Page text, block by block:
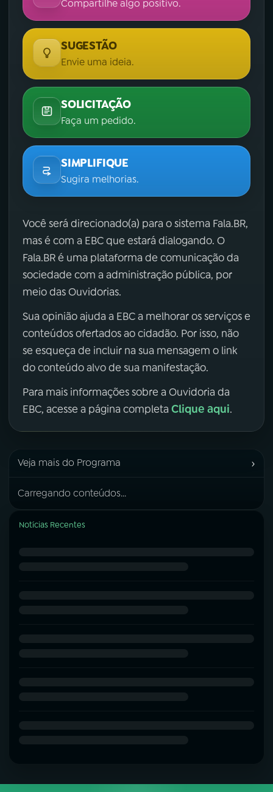
Compartilhe algo positivo.
SUGESTÃO
Envie uma ideia.
SOLICITAÇÃO
Faça um pedido.
SIMPLIFIQUE
Sugira melhorias.
Você será direcionado(a) para o sistema Fala.BR,
mas é com a EBC que estará dialogando. O
Fala.BR é uma plataforma de comunicação da
sociedade com a administração pública, por
meio das Ouvidorias.
Sua opinião ajuda a EBC a melhorar os serviços e
conteúdos ofertados ao cidadão. Por isso, não
se esqueça de incluir na sua mensagem o link
do conteúdo alvo de sua manifestação.
Para mais informações sobre a Ouvidoria da
EBC, acesse a página completa Clique aqui.
Veja mais do Programa ›
Carregando conteúdos...
Notícias Recentes